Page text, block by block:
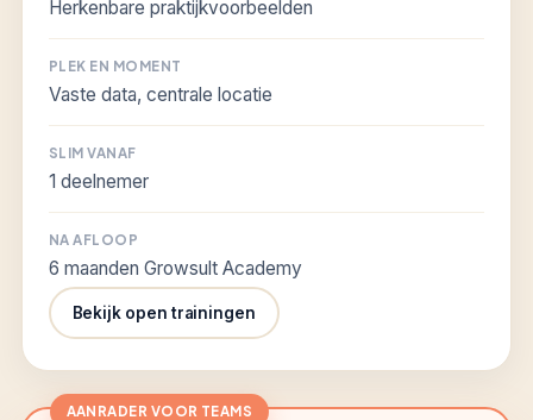
Herkenbare praktijkvoorbeelden
PLEK EN MOMENT
Vaste data, centrale locatie
SLIM VANAF
1 deelnemer
NA AFLOOP
6 maanden Growsult Academy
Bekijk open trainingen
AANRADER VOOR TEAMS